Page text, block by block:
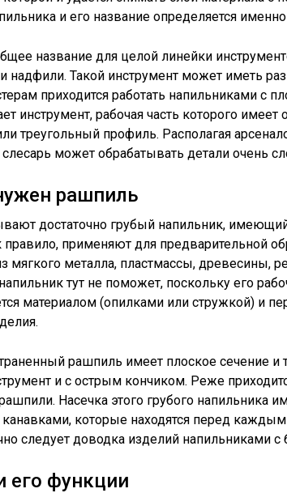
и его название определяется
название для целой линейки
надфили. Такой инструмент может иметь
приходится работать напильниками с
инструмент, рабочая часть которого
треугольный профиль. Располагая
слесарь может обрабатывать детали очень
рашпиль
достаточно грубый напильник,
правило, применяют для предварительной
мягкого металла, пластмассы, древесины,
тут не поможет, поскольку его
материалом (опилками или стружкой) и
рашпиль имеет плоское сечение и
и с острым кончиком. Реже
Насечка этого грубого напильника
канавками, которые находятся перед
следует доводка изделий напильниками с
его функции